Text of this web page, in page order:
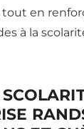
en
à la